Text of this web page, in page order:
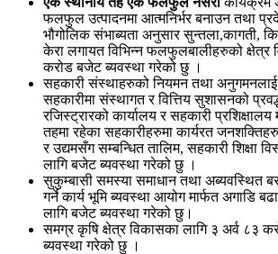
फलफुल उत्पादनमा आत्मनिर्भर बनाउन तथा
भौगोलिक संभाब्यता अनुसार सुन्तला,कागती,
केरा लगायत विभिन्न फलफुलबालीहरुको क्षेत्र
करोड बजेट ब्यवस्था गरेको छु ।
सहकारी संस्थाहरुको नियमन तथा
सहकारीमा संस्थागत र वित्तिय सुशासनको
रजिस्ट्रारको कार्यालय र सहकारी
तहमा रहेका सहकारीहरुमा कार्यरत
र उद्यमसँग सम्बन्धित तालिम, सहकारी शिक्षा
लागि बजेट ब्यवस्था गरेको छु ।
सुकुम्बासी समस्या समाधान तथा अब्यवस्थित
गर्ने कार्य भूमि ब्यवस्था आयोग मार्फत अगाडि
लागि बजेट ब्यवस्था गरेको छु।
समग्र कृषि क्षेत्र विकासका लागि ३ अर्व ८३
ब्यवस्था गरेको छु ।